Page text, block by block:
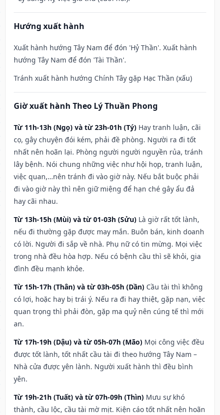
Hướng xuất hành
Xuất hành hướng Tây Nam để đón 'Hỷ Thần'. Xuất hành
hướng Tây Nam để đón 'Tài Thần'.
Tránh xuất hành hướng Chính Tây gặp Hạc Thần (xấu)
Giờ xuất hành Theo Lý Thuần Phong
Từ 11h-13h (Ngọ) và từ 23h-01h (Tý) Hay tranh luận, cãi
cọ, gây chuyện đói kém, phải đề phòng. Người ra đi tốt
nhất nên hoãn lại. Phòng người người nguyền rủa, tránh
lây bệnh. Nói chung những việc như hội họp, tranh luận,
việc quan,…nên tránh đi vào giờ này. Nếu bắt buộc phải
đi vào giờ này thì nên giữ miệng để hạn ché gây ẩu đả
hay cãi nhau.
Từ 13h-15h (Mùi) và từ 01-03h (Sửu) Là giờ rất tốt lành,
nếu đi thường gặp được may mắn. Buôn bán, kinh doanh
có lời. Người đi sắp về nhà. Phụ nữ có tin mừng. Mọi việc
trong nhà đều hòa hợp. Nếu có bệnh cầu thì sẽ khỏi, gia
đình đều mạnh khỏe.
Từ 15h-17h (Thân) và từ 03h-05h (Dần) Cầu tài thì không
có lợi, hoặc hay bị trái ý. Nếu ra đi hay thiệt, gặp nạn, việc
quan trọng thì phải đòn, gặp ma quỷ nên cúng tế thì mới
an.
Từ 17h-19h (Dậu) và từ 05h-07h (Mão) Mọi công việc đều
được tốt lành, tốt nhất cầu tài đi theo hướng Tây Nam –
Nhà cửa được yên lành. Người xuất hành thì đều bình
yên.
Từ 19h-21h (Tuất) và từ 07h-09h (Thìn) Mưu sự khó
thành, cầu lộc, cầu tài mờ mịt. Kiện cáo tốt nhất nên hoãn